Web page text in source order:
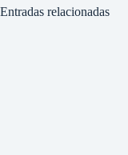
Entradas relacionadas